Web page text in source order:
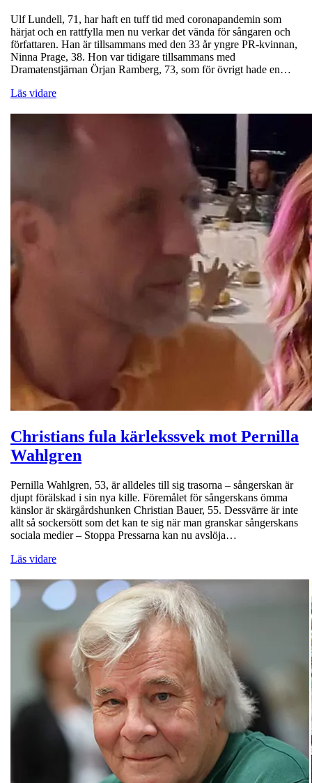
Ulf Lundell, 71, har haft en tuff tid med coronapandemin som
härjat och en rattfylla men nu verkar det vända för sångaren och
författaren. Han är tillsammans med den 33 år yngre PR-kvinnan,
Ninna Prage, 38. Hon var tidigare tillsammans med
Dramatenstjärnan Örjan Ramberg, 73, som för övrigt hade en…
Läs vidare
Christians fula kärlekssvek mot Pernilla
Wahlgren
Pernilla Wahlgren, 53, är alldeles till sig trasorna – sångerskan är
djupt förälskad i sin nya kille. Föremålet för sångerskans ömma
känslor är skärgårdshunken Christian Bauer, 55. Dessvärre är inte
allt så sockersött som det kan te sig när man granskar sångerskans
sociala medier – Stoppa Pressarna kan nu avslöja…
Läs vidare